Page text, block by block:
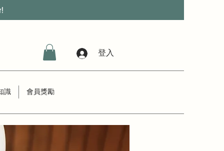
登入
識 會員獎勵